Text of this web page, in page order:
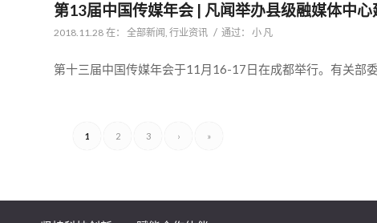
第13届中国传媒年会 | 凡闻举办县级融媒体中
2018.11.28 在： 全部新闻, 行业资讯 / 通过： 小 凡
第十三届中国传媒年会于11月16-17日在成都举行。有关部
1 2 3 › »